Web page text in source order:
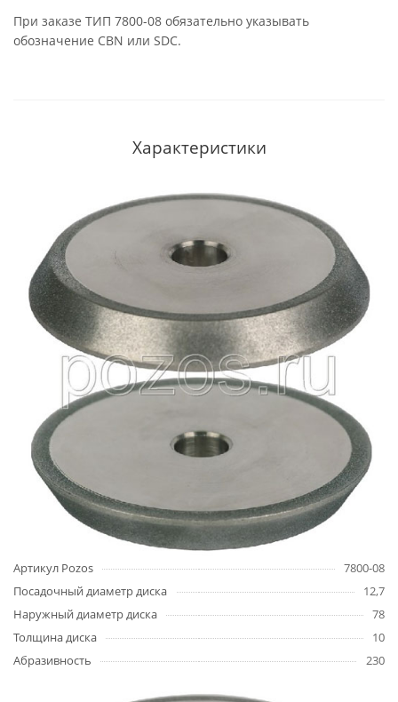
При заказе ТИП 7800-08 обязательно указывать
обозначение CBN или SDC.
Характеристики
Артикул Pozos
7800-08
Посадочный диаметр диска
12,7
Наружный диаметр диска
78
Толщина диска
10
Абразивность
230